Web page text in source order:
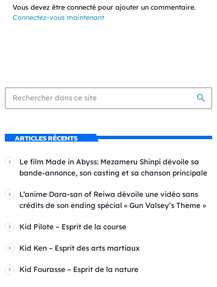
Vous devez être connecté pour ajouter un commentaire.
Connectez-vous maintenant
search
ARTICLES RÉCENTS
Le film Made in Abyss: Mezameru Shinpi dévoile sa
bande-annonce, son casting et sa chanson principale
L’anime Dara-san of Reiwa dévoile une vidéo sans
crédits de son ending spécial « Gun Valsey’s Theme »
Kid Pilote – Esprit de la course
Kid Ken – Esprit des arts martiaux
Kid Fourasse – Esprit de la nature